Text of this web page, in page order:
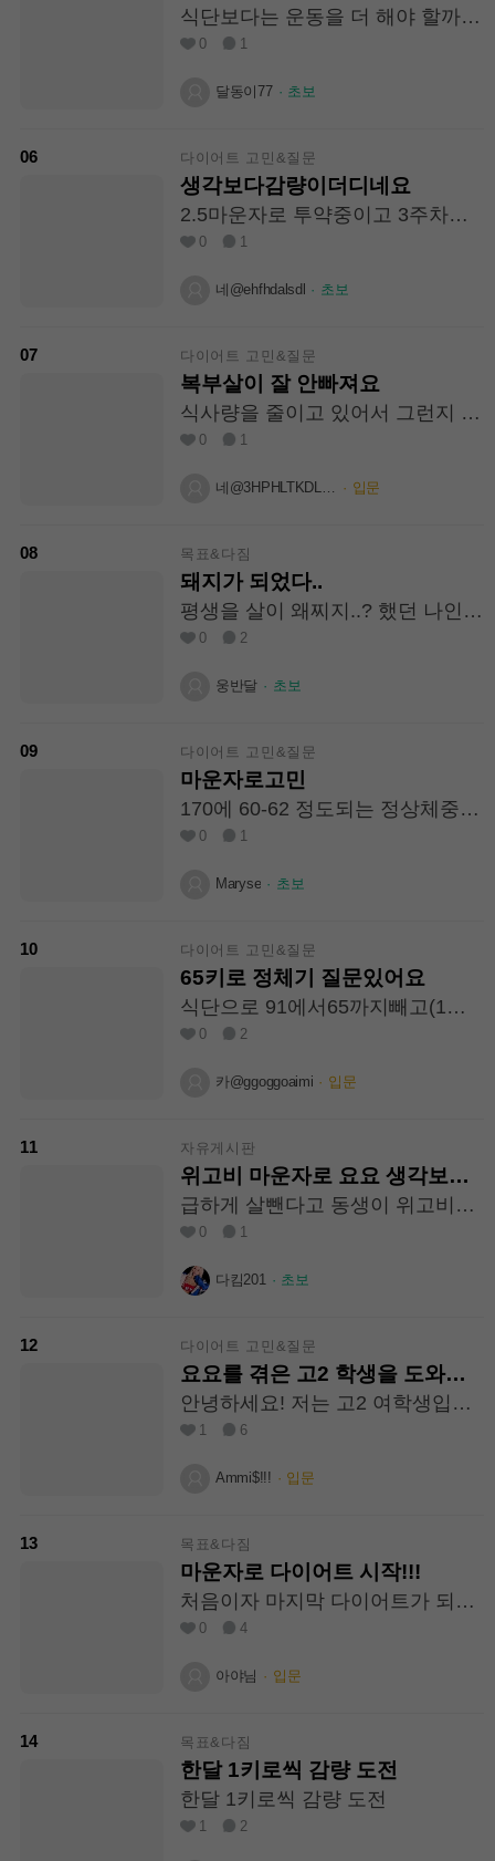
식단보다는 운동을 더 해야 할까
요? 유산소 위주로 한다고 하는데
0 1
달동이77 · 초보
06 다이어트 고민&질문
생각보다감량이더디네요
2.5마운자로 투약중이고 3주차인
데 지방이거의안타네요 하루1200
까요?
0 1
네@ehfhdalsdl · 초보
07 다이어트 고민&질문
복부살이 잘 안빠져요
식사량을 줄이고 있어서 그런지 살
이 하루에 몇백그람씩 빠지는데 복
복유산소가 도움이 많이 되나요?
0 1
· 입문
08 목표&다짐
돼지가 되었다..
평생을 살이 왜찌지..? 했던 나인
데.. 5년만에 17키로...쪘네 6월 1일
빠졌다 65까지만 빼자!! 10키로 남
0 2
웅반달 · 초보
09 다이어트 고민&질문
마운자로고민
170에 60-62 정도되는 정상체중
여성입니다. 몇년째 똑같아서 마운
섭네요 ㅠ
0 1
Maryse · 초보
10 다이어트 고민&질문
65키로 정체기 질문있어요
식단으로 91에서65까지빼고(1년
걸림)71까지찌고(4개월걸림)71때
는데 술커피밀가루설탕 한번도 안
무리안가게 )하고 있는데 저는 초
등학교때부터 60키로대여서 그런
지 60키로대를 벗어난적이 아직 한
번도 없거든요(46세임) 진짜 버티
면 빠질까요? 한달에 1키로도 못빼
는데 다이어트한다고 미련떨고 있
는거 같아서 현타옵니다ㅜㅜ 6월
로리네요(하루평균1170) 단백질은
80~100 이고 탄수는80~140왔다
갔다해요 긴글읽어주셔서 감사하
고 조언주시면 감사하겠습니다.
0 2
카@ggoggoaimi · 입문
11 자유게시판
위고비 마운자로 요요 생각보다
너무 크게오더군요
급하게 살뺀다고 동생이 위고비했
는데 그땐감량 잘되어서 좋았는데
친구 살뺀다고 원래 정상에서 마른
편이였는데 미용목적으로 마운자
사람이 마운자로 하니까 그머지 마
운자로페이스? 라고 아시나요? 그
런식으로 보이더라구요 그래도 감
량했으니 축하했는데 목표까지 왔
으니 마운자로 끊었는데 식욕터져
쪘다고 하드라고요 최근봤는데 날
긴한데 위고비도 마운자로도 끊으
면 더 확찌는것같아여 주변사람들
이 그래버리니까
0 1
다킴201 · 초보
12 다이어트 고민&질문
요요를 겪은 고2 학생을 도와주
세요! 제발!!!🥹
안녕하세요! 저는 고2 여학생입니
다😊2년전,2024년엔162cm에 48k
좀 많이 먹어서 53kg까지 살이쩌서
시작했어요ㅠ(한심) 두끼에 1000k
cal도 않되게 하루를 버텼어요 그
래서 약 3개월동안 53에서 46까지
극단적으로 뺐어요 그러다가 시간
이 지나면서 조금씩 살이 쩠어요 5
요요라고 볼수있죠ㅜ 그래서 2025
어요!!!(극단적으로 먹었으니 당연
히 요요가오지요) 아무튼 또 아주
극단적으로 하루에 500kcal 정도
먹으면서 51kg 까지 뺐어요 근대
1 6
Ammi$!!! · 입문
13 목표&다짐
마운자로 다이어트 시작!!!
처음이자 마지막 다이어트가 되
길!!!
0 4
아야님 · 입문
14 목표&다짐
한달 1키로씩 감량 도전
한달 1키로씩 감량 도전
1 2